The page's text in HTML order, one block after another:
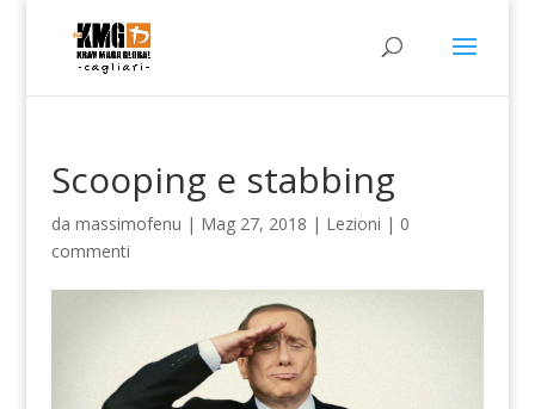
Scooping e stabbing
da massimofenu | Mag 27, 2018 | Lezioni | 0
commenti